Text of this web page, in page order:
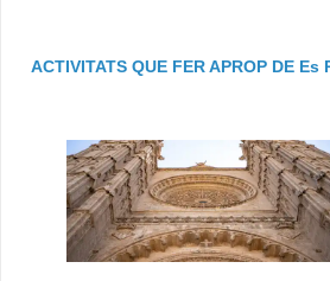
ACTIVITATS QUE FER APROP DE